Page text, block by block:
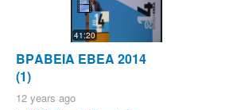
41:20
ΒΡΑΒΕΙΑ ΕΒΕΑ 2014
(1)
12 years ago